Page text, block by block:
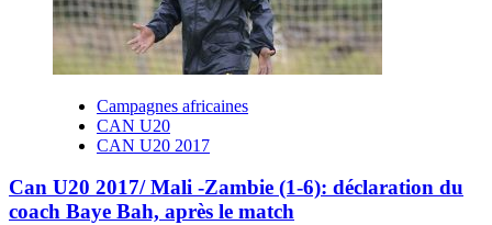
Campagnes africaines
CAN U20
CAN U20 2017
Can U20 2017/ Mali -Zambie (1-6): déclaration du
coach Baye Bah, après le match